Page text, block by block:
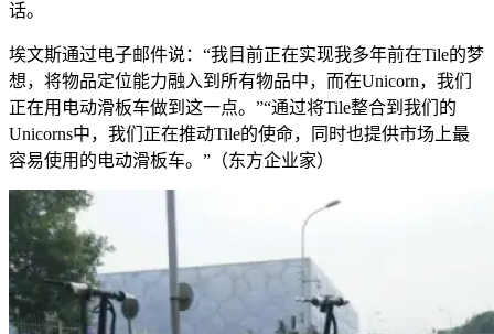
话。
埃文斯通过电子邮件说：“我目前正在实现我多年前在Tile的梦
想，将物品定位能力融入到所有物品中，而在Unicorn，我们
正在用电动滑板车做到这一点。”“通过将Tile整合到我们的
Unicorns中，我们正在推动Tile的使命，同时也提供市场上最
容易使用的电动滑板车。”（东方企业家）